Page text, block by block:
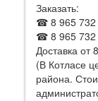
Заказать:
☎ 8 965 732
☎ 8 965 732
Доставка
(В Котласе
района.